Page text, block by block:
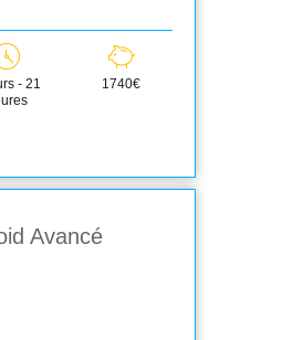
- 21
1740€
Avancé